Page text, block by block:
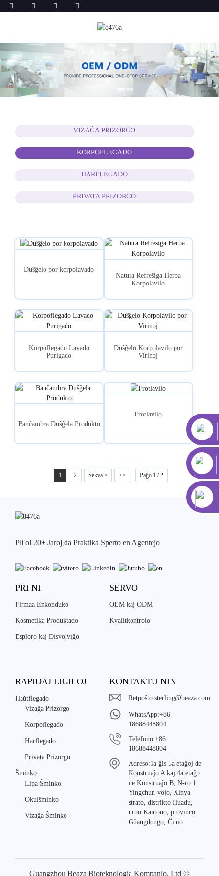
VIZAĜA PRIZORGO
KORPOFLEGADO
HARFLEGADO
PRIVATA PRIZORGO
Duŝĝelo por korpolavado
Natura Refreŝiga Herba
Korpolavilo
Korpoflegado Lavado
Purigado
Duŝĝelo Korpolavilo por
Virinoj
Banĉambra Duŝĝela Produkto
Frotlavilo
1 2 Sekva > >> Paĝo 1 / 2
Pli ol 20+ Jaroj da Praktika Sperto en Agentejo
PRI NI
Firmaa Enkonduko
Kosmetika Produktado
Esploro kaj Disvolviĝo
SERVO
OEM kaj ODM
Kvalitkontrolo
RAPIDAJ LIGILOJ
Haŭtflegado
Vizaĝa Prizorgo
Korpoflegado
Harflegado
Privata Prizorgo
Ŝminko
Lipa Ŝminko
Okulŝminko
Vizaĝa Ŝminko
KONTAKTU NIN
Retpoŝto:sterling@beaza.com
WhatsApp:+86
18688448804
Telefono:+86
18688448804
Adreso:1a ĝis 5a etaĝoj de
Konstruaĵo A kaj 4a etaĝo
de Konstruaĵo B, N-ro 1,
Yingchun-vojo, Xinya-
strato, distrikto Huadu,
urbo Kantono, provinco
Gŭangdongo, Ĉinio
Guangzhou Beaza Bioteknologia Kompanio, Ltd ©